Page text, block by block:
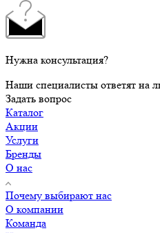
Нужна консультация?
Наши специалисты ответят на
Задать вопрос
Каталог
Акции
Услуги
Бренды
О нас
Почему выбирают нас
О компании
Команда